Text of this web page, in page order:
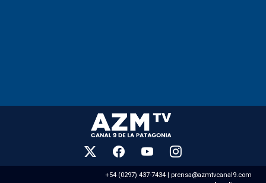
+54 (0297) 437-7434 | prensa@azmtvcanal9.com